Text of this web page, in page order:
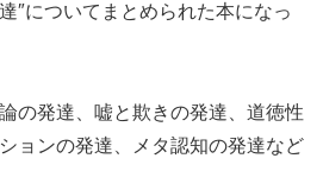
″についてまとめられた本になっ
の発達、嘘と欺きの発達、道徳性
ョンの発達、メタ認知の発達など